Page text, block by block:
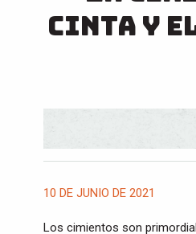
cinta y
10 DE JUNIO DE 2021
Los cimientos son